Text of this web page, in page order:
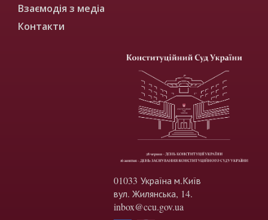
Взаємодія з медіа
Контакти
01033 Україна м.Київ
вул. Жилянська, 14.
inbox@ccu.gov.ua